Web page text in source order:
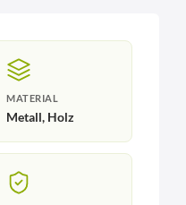
MATERIAL
Metall, Holz